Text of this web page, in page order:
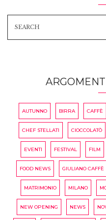
AUTUNNO BIRRA CAFFÈ
CHEF STELLATI CIOCCOLATÒ
EVENTI FESTIVAL FILM
FOOD NEWS GIULIANO CAFFÈ
MATRIMONIO MILANO
NEW OPENING NEWS